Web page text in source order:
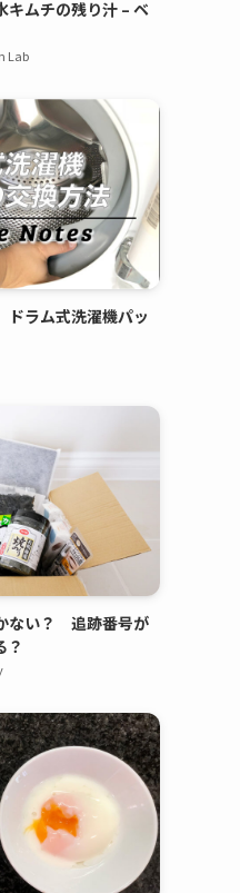
キムチの残り汁 – ベ
Lab
ドラム式洗濯機パッ
ない？ 追跡番号が
？